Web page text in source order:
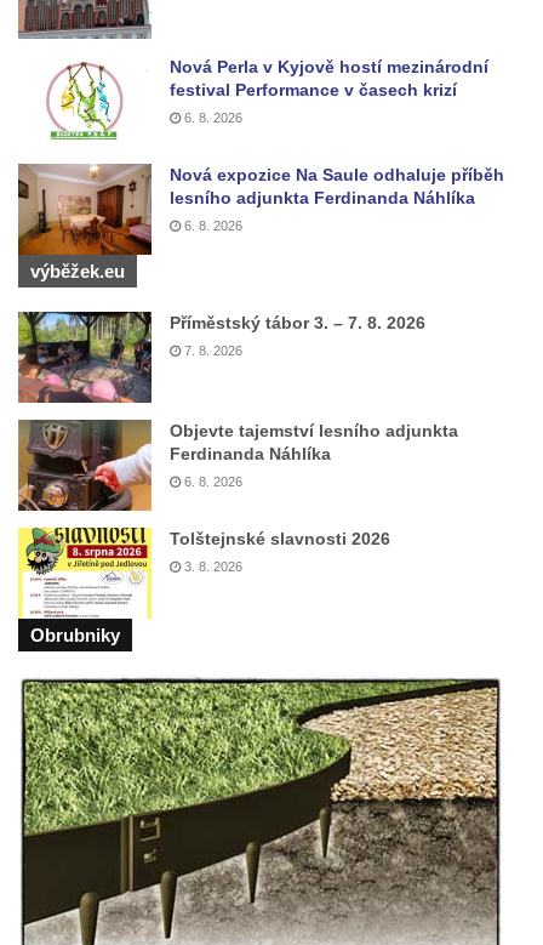
Sousoší Kalvárie před klášterem
dominikánů u Piaristického náměstí v
Českých Budějovicích
Socha svatého Václava u pramene v
Semilech
Pamětní deska Tomáše Garrigue Masaryka
na radnici v Českých Budějovicích
Pamětní deska na biskupské rezidenci v
Českých Budějovicích
Pamětní deska Josefa Hloucha na
biskupské rezidenci v Českých
Budějovicích
Socha žáby u rybníčku na Náměstí v
Kamenném Újezdě
Pamětní kámen družebních obcí Kamenný
Kamenném Újezdě
Socha na náměstí J. V. Kamarýta ve
Velešíně
Velešíně
Pamětní deska arcibiskupa Micara ve
vstupu do poutního místa Římov
Plastika Koule v Gutenbergově ulici v
Liberci
Pamětní deska Vojtěcha Kocmicha na
domě čp. 37 v ulici Betlém v Římově
Pomník na paměť zrušení roboty v Plavu
Nová Perla v Kyjově hostí mezinárodní
festival Performance v časech krizí
6. 8. 2026
Nová expozice Na Saule odhaluje příběh
lesního adjunkta Ferdinanda Náhlíka
6. 8. 2026
výběžek.eu
Příměstský tábor 3. – 7. 8. 2026
7. 8. 2026
Objevte tajemství lesního adjunkta
Ferdinanda Náhlíka
6. 8. 2026
Tolštejnské slavnosti 2026
3. 8. 2026
Obrubniky